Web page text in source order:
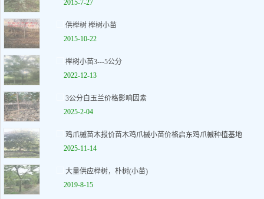
2015-7-27
供榉树 榉树小苗
2015-10-22
榉树小苗3---5公分
2022-12-13
3公分白玉兰价格影响因素
2025-2-04
鸡爪槭苗木报价苗木鸡爪槭小苗价格启东鸡爪槭种植基地
2025-11-14
大量供应榉树，朴树(小苗)
2019-8-15